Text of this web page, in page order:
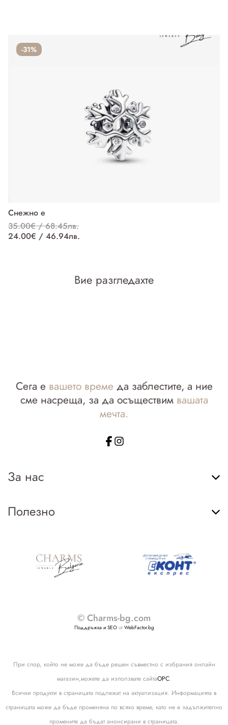
-31%
Снежно е
35.00€ / 68.45лв.
24.00€ / 46.94лв.
Вие разгледахте
Сега е вашето време да заблестите, а ние
сме насреща, за да осъществим вашата
мечта.
За нас
Полезно
© Charms-bg.com
Поддръжка и SEOот WebFactor.bg
При спор, който не може да бъде решен съвместно с избрания онлайн
магазин,можете да използвате сайтаОРС.
Всички продукти в страницата подлежат на актуализация. Информацията в
страницата може да бъде променяна по всяко време, като не е задължително
промените да бъдат анонсирани в страницата.